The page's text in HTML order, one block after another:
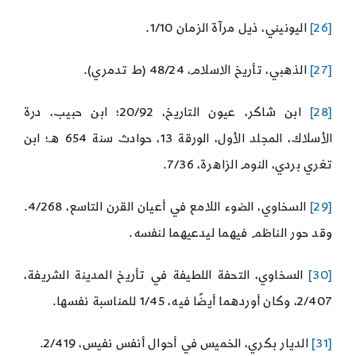
[26] اليونيني، ذيل مرآة الزمان 1/10.
[27] الذهبي، تأريخ الاسلام، 48/24 (ط تدمري).
[28]
ابن شاكر، عيون التاريخ، 20/92؛ ابن حبيب، درة
الأسلاك، المجلد الأول، الورقة 13، حوادث سنة 654 هـ؛ ابن
تغري بردي، النوم الزاهرة، 7/36.
[29]
السخاوي، الضوء اللامع في أعيان القرن التاسع، 4/268.
وقد حور الناظم فيهما ليدعيهما لنفسه.
[30]
السخاوي، التحفة اللطيفة في تأريخ المدينة الشريفة،
2/407، وكان أوردهما أيضًا فيه، 1/45 للمناسبة نفسها.
[31] الديار بكري، الخميس في أحوال أنفس نفيس، 2/419.